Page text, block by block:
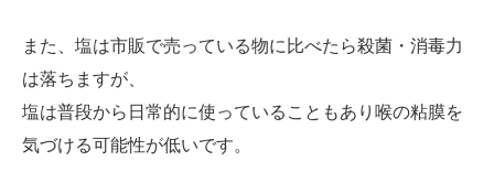
また、塩は市販で売っている物に比べたら殺菌・消毒力
は落ちますが、
塩は普段から日常的に使っていることもあり喉の粘膜を
気づける可能性が低いです。